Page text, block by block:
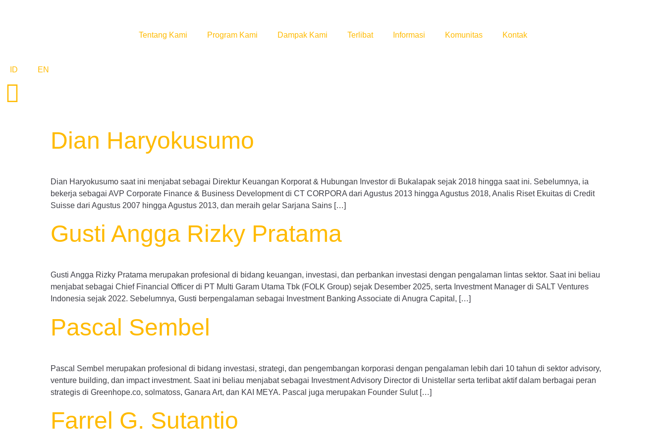
Tentang Kami Program Kami Dampak Kami Terlibat Informasi Komunitas Kontak
ID EN
Dian Haryokusumo
Dian Haryokusumo saat ini menjabat sebagai Direktur Keuangan Korporat & Hubungan Investor di Bukalapak sejak 2018 hingga saat ini. Sebelumnya, ia
bekerja sebagai AVP Corporate Finance & Business Development di CT CORPORA dari Agustus 2013 hingga Agustus 2018, Analis Riset Ekuitas di Credit
Suisse dari Agustus 2007 hingga Agustus 2013, dan meraih gelar Sarjana Sains […]
Gusti Angga Rizky Pratama
Gusti Angga Rizky Pratama merupakan profesional di bidang keuangan, investasi, dan perbankan investasi dengan pengalaman lintas sektor. Saat ini beliau
menjabat sebagai Chief Financial Officer di PT Multi Garam Utama Tbk (FOLK Group) sejak Desember 2025, serta Investment Manager di SALT Ventures
Indonesia sejak 2022. Sebelumnya, Gusti berpengalaman sebagai Investment Banking Associate di Anugra Capital, […]
Pascal Sembel
Pascal Sembel merupakan profesional di bidang investasi, strategi, dan pengembangan korporasi dengan pengalaman lebih dari 10 tahun di sektor advisory,
venture building, dan impact investment. Saat ini beliau menjabat sebagai Investment Advisory Director di Unistellar serta terlibat aktif dalam berbagai peran
strategis di Greenhope.co, solmatoss, Ganara Art, dan KAI MEYA. Pascal juga merupakan Founder Sulut […]
Farrel G. Sutantio